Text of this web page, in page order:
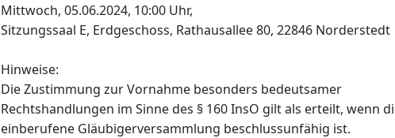
Mittwoch, 05.06.2024, 10:00 Uhr,
Sitzungssaal E, Erdgeschoss, Rathausallee 80, 22846 Norderstedt
Hinweise:
Die Zustimmung zur Vornahme besonders bedeutsamer
Rechtshandlungen im Sinne des § 160 InsO gilt als erteilt, wenn
einberufene Gläubigerversammlung beschlussunfähig ist.